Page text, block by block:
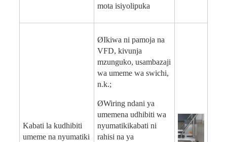
mota isiyolipuka
Kabati la kudhibiti
umeme na nyumatiki
ØIkiwa ni pamoja na
VFD, kivunja
mzunguko, usambazaji
wa umeme wa swichi,
n.k.;
ØWiring ndani ya
umemena udhibiti wa
nyumatikikabati ni
rahisi na ya